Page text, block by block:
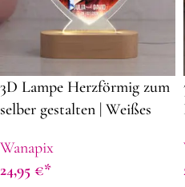
3D Lampe Herzförmig zum
selber gestalten | Weißes
Geschenke
Wanapix
24,95 €